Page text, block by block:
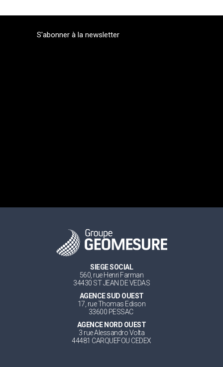
S'abonner à la newsletter
SIEGE SOCIAL
560, rue Henri Farman
34430 ST JEAN DE VEDAS
AGENCE SUD OUEST
17, rue Thomas Edison
33600 PESSAC
AGENCE NORD OUEST
3 rue Alessandro Volta
44481 CARQUEFOU CEDEX